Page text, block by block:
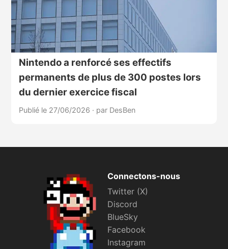
Nintendo a renforcé ses effectifs
permanents de plus de 300 postes lors
du dernier exercice fiscal
Publié le 27/06/2026 · par DesBen
Connectons-nous
Twitter (X)
Discord
BlueSky
Facebook
Instagram